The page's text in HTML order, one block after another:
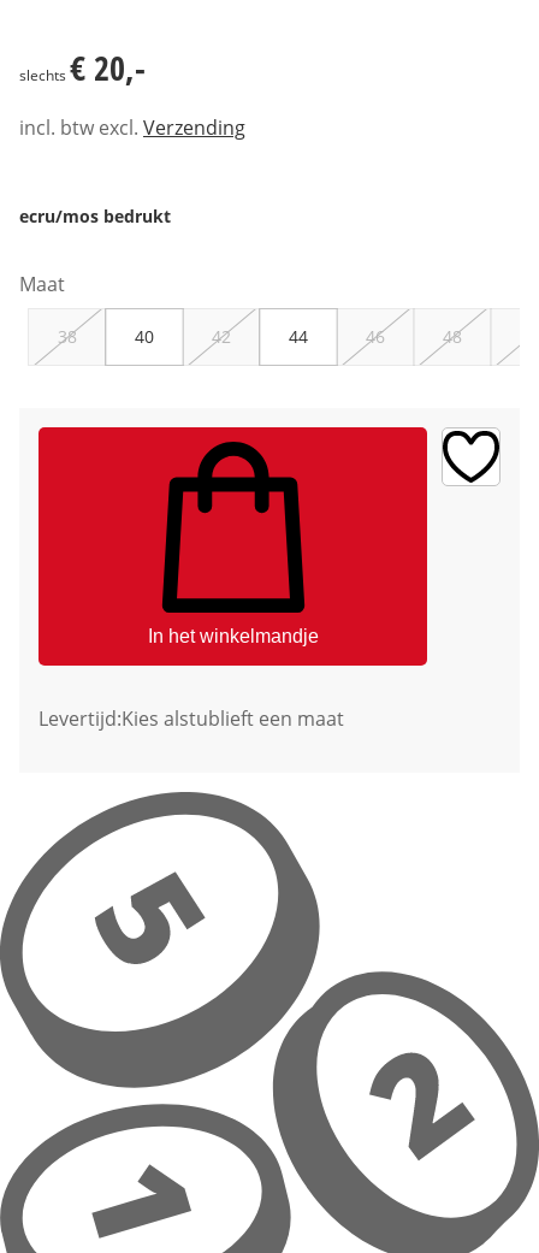
slechts € 20,-
incl. btw excl. Verzending
ecru/mos bedrukt
Maat
38 40 42 44 46 48
In het winkelmandje
Levertijd:Kies alstublieft een maat